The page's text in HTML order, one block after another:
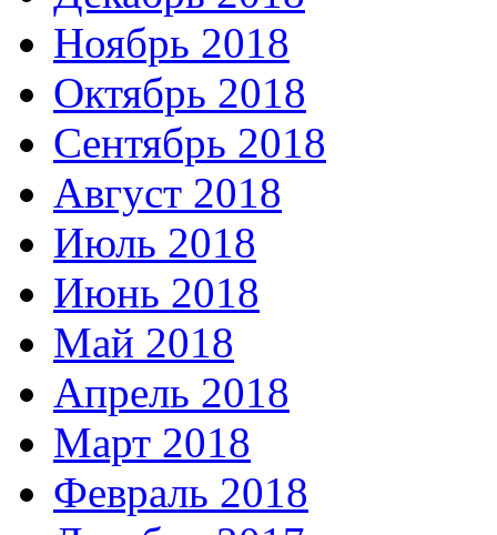
Ноябрь 2018
Октябрь 2018
Сентябрь 2018
Август 2018
Июль 2018
Июнь 2018
Май 2018
Апрель 2018
Март 2018
Февраль 2018